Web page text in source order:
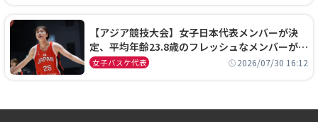
【アジア競技大会】女子日本代表メンバーが決
定、平均年齢23.8歳のフレッシュなメンバーが日
本開催の大舞台で頂点を狙う
女子バスケ代表 2026/07/30 16:12